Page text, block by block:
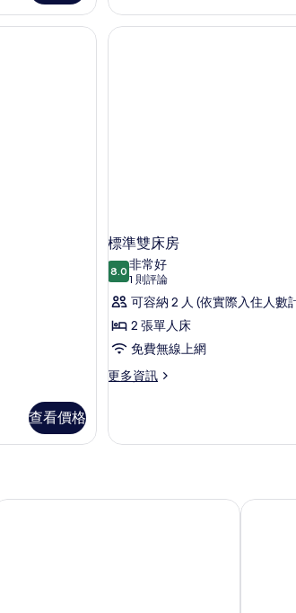
客
房
的
斗/熨衣板、免費無線上網、床單
查看價格
標準雙床房
8.08.0 分，滿分 10 分
非常好
1 則評論
(1
則
評
論)
可容納 2 人 (依實際入住人數
2 張單人床
免費無線上網
更多資訊
更
雙
詳
梨機場飯店 雪梨機